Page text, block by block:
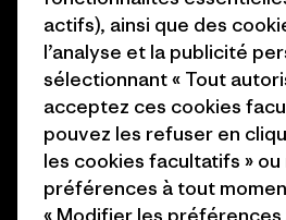
1% For The Planet
Comment nous finançons
Cartes cadeaux
Nos magasins
Presse
actifs), ainsi que des
l’analyse et la publicité
sélectionnant « Tout
acceptez ces cookies
pouvez les refuser en
les cookies facultatifs »
préférences à tout